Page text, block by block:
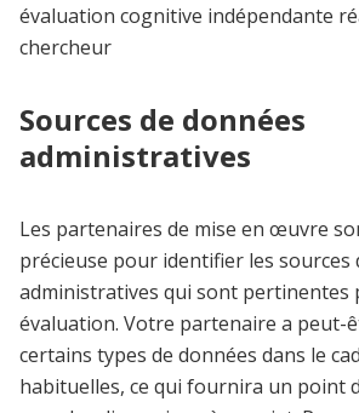
évaluation cognitive indépendante
chercheur
Sources de données
administratives
Les partenaires de mise en œuvre
précieuse pour identifier les sources
administratives qui sont pertinentes
évaluation. Votre partenaire a peut-
certains types de données dans le
habituelles, ce qui fournira un point